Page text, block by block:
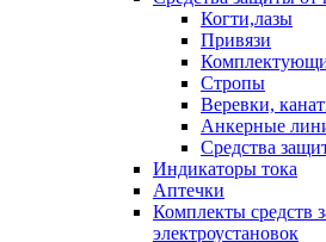
Когти,лазы
Привязи
Стропы
Веревки,
Анкерные
Средства
Индикаторы тока
Аптечки
Комплекты средств
электроустановок